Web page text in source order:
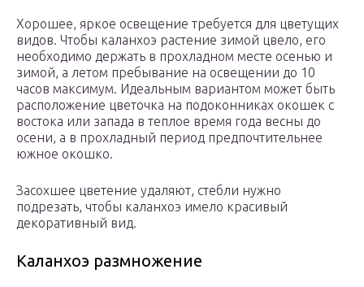
Хорошее, яркое освещение требуется для цветущих
видов. Чтобы каланхоэ растение зимой цвело, его
необходимо держать в прохладном месте осенью и
зимой, а летом пребывание на освещении до 10
часов максимум. Идеальным вариантом может быть
расположение цветочка на подоконниках окошек с
востока или запада в теплое время года весны до
осени, а в прохладный период предпочтительнее
южное окошко.
Засохшее цветение удаляют, стебли нужно
подрезать, чтобы каланхоэ имело красивый
декоративный вид.
Каланхоэ размножение